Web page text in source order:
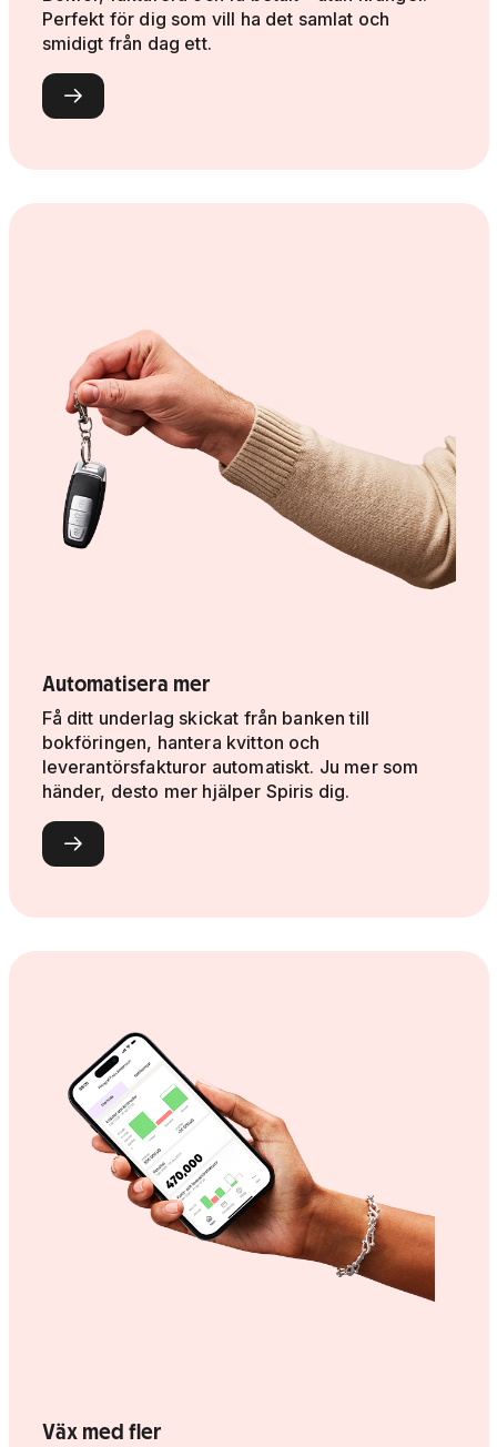
Perfekt för dig som vill ha det samlat och
smidigt från dag ett.

Automatisera mer
Få ditt underlag skickat från banken till
bokföringen, hantera kvitton och
leverantörsfakturor automatiskt. Ju mer som
händer, desto mer hjälper Spiris dig.

Väx med fler